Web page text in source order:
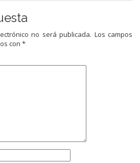
no será publicada. Los campos
con *